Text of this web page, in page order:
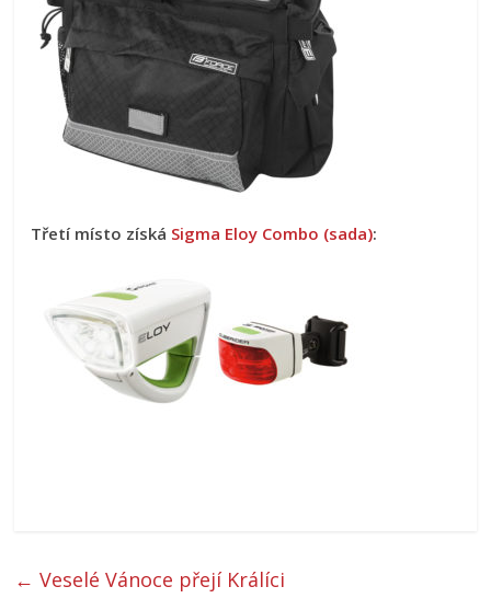
Třetí místo získá Sigma Eloy Combo (sada):
← Veselé Vánoce přejí Králíci